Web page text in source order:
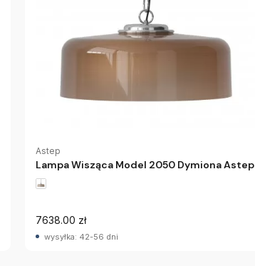
Astep
Lampa Wisząca Model 2050 Dymiona Astep
7638.00 zł
wysyłka: 42-56 dni